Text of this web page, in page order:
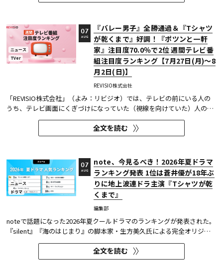
ニュース
TVer
『バレー男子』全勝通過＆『Tシャツ
が乾くまで』好調！『ポツンと一軒
家』注目度70.0％で2位 週間テレビ番
組注目度ランキング【7月27日(月)～8
月2日(日)】
REVISIO株式会社
07
AUG
「REVISIO株式会社」（よみ：リビジオ）では、テレビの前にいる人の
うち、テレビ画面にくぎづけになっていた（視線を向けていた）人の割
合がわかる「注目度」を用いて、「個人全体」ならびにREVISIOで定義
した「コア視聴層（男女13歳～49歳）」のテレビ番組ランキングを公開
している。
全文を読む
ニュース
ドラマ
note、今見るべき！2026年夏ドラマ
ランキング発表 1位は蒼井優が18年ぶ
りに地上波連ドラ主演『Tシャツが乾
くまで』
編集部
07
AUG
noteで話題になった2026年夏クールドラマのランキングが発表された。
『silent』『海のはじまり』の脚本家・生方美久氏による完全オリジナ
ル作品で、蒼井優が18年ぶりに地上波連続ドラマの主演を務めた『Tシ
ャツが乾くまで』が第1位に輝いた。 また今回、Netflixの『ガス人間』
が3位にランクイン。春クールの『九条の大罪』に続き、2クール...
全文を読む